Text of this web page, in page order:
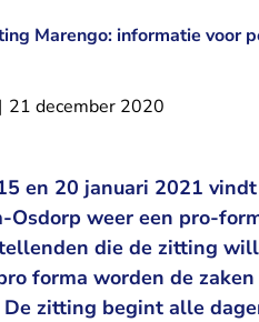
Marengo: informatie voor
| 21 december 2020
en 20 januari 2021
Osdorp weer een pro-
die de zitting
forma worden de
zitting begint alle